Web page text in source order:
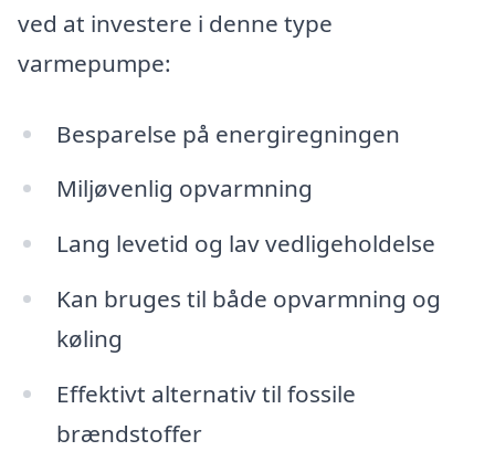
ved at investere i denne type
varmepumpe:
Besparelse på energiregningen
Miljøvenlig opvarmning
Lang levetid og lav vedligeholdelse
Kan bruges til både opvarmning og
køling
Effektivt alternativ til fossile
brændstoffer